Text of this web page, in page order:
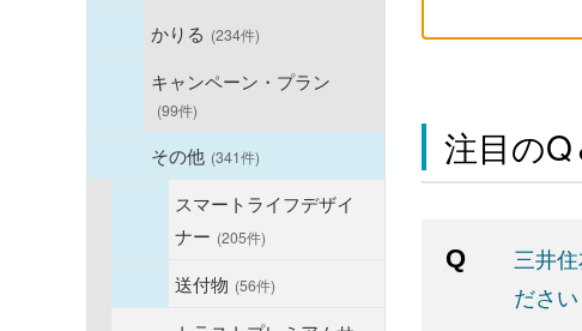
かりる (234件)
キャンペーン・プラン
(99件)
その他 (341件)
スマートライフデザイ
ナー (205件)
送付物 (56件)
注目の
三井
ださい